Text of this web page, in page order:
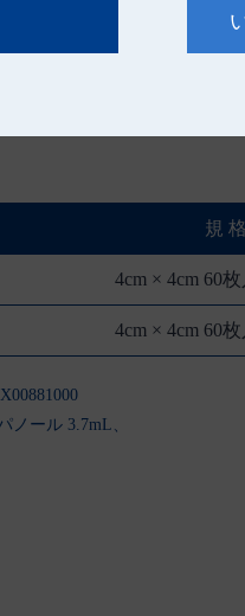
者に相談してください。
さい。また、脱脂綿を
規 格
4cm × 4cm 60枚
4cm × 4cm 60枚
ノール 3.7mL、